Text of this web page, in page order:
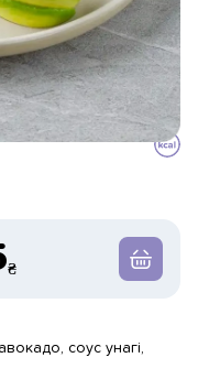
соус унагі,